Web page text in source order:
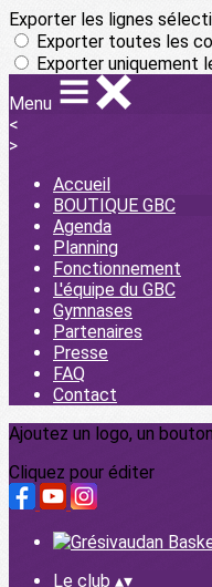
Exporter les lignes
Exporter toutes les
Exporter uniquement
Menu
<
>
Accueil
BOUTIQUE GBC
Agenda
Planning
Fonctionnement
L'équipe du GBC
Gymnases
Partenaires
Presse
FAQ
Contact
Ajoutez un logo, un
Cliquez pour éditer
Le club ▴▾